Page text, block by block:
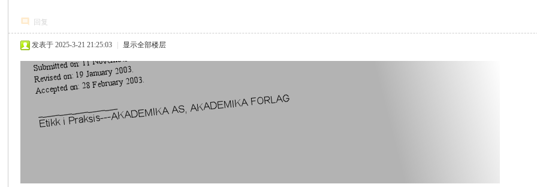
回复
发表于 2025-3-21 21:25:03 显示全部楼层